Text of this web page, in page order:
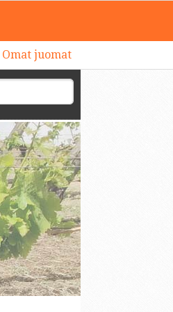
Omat juomat